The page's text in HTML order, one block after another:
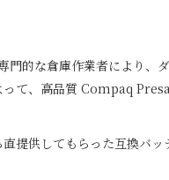
門的な倉庫作業者により、
て、高品質 Compaq
提供してもらった互換バ